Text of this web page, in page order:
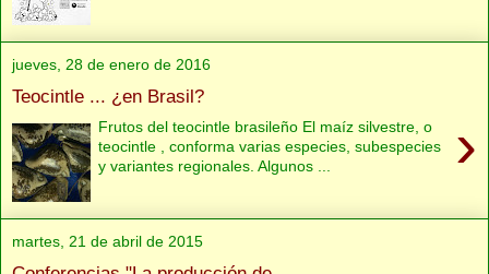
jueves, 28 de enero de 2016
Teocintle ... ¿en Brasil?
›
Frutos del teocintle brasileño El maíz silvestre, o
teocintle , conforma varias especies, subespecies
y variantes regionales. Algunos ...
martes, 21 de abril de 2015